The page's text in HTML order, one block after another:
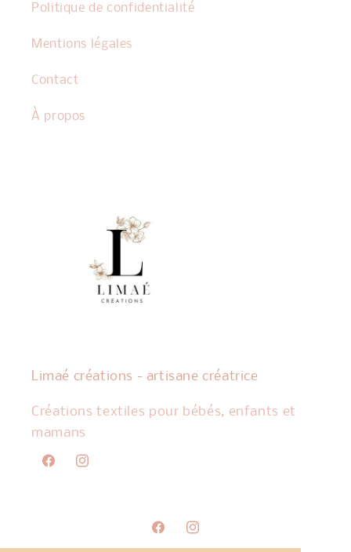
Politique de confidentialité
Mentions légales
Contact
À propos
Limaé créations - artisane créatrice
Créations textiles pour bébés, enfants et
mamans
FacebookInstagram
FacebookInstagram